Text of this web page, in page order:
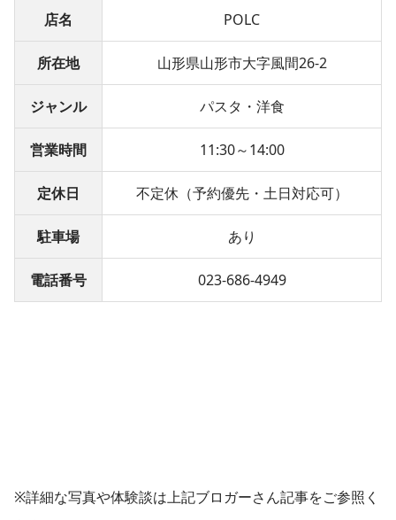
店名 POLC
所在地 山形県山形市大字風間26-2
ジャンル パスタ・洋食
営業時間 11:30～14:00
定休日 不定休（予約優先・土日対応可）
駐車場 あり
電話番号 023-686-4949
※詳細な写真や体験談は上記ブロガーさん記事をご参照く